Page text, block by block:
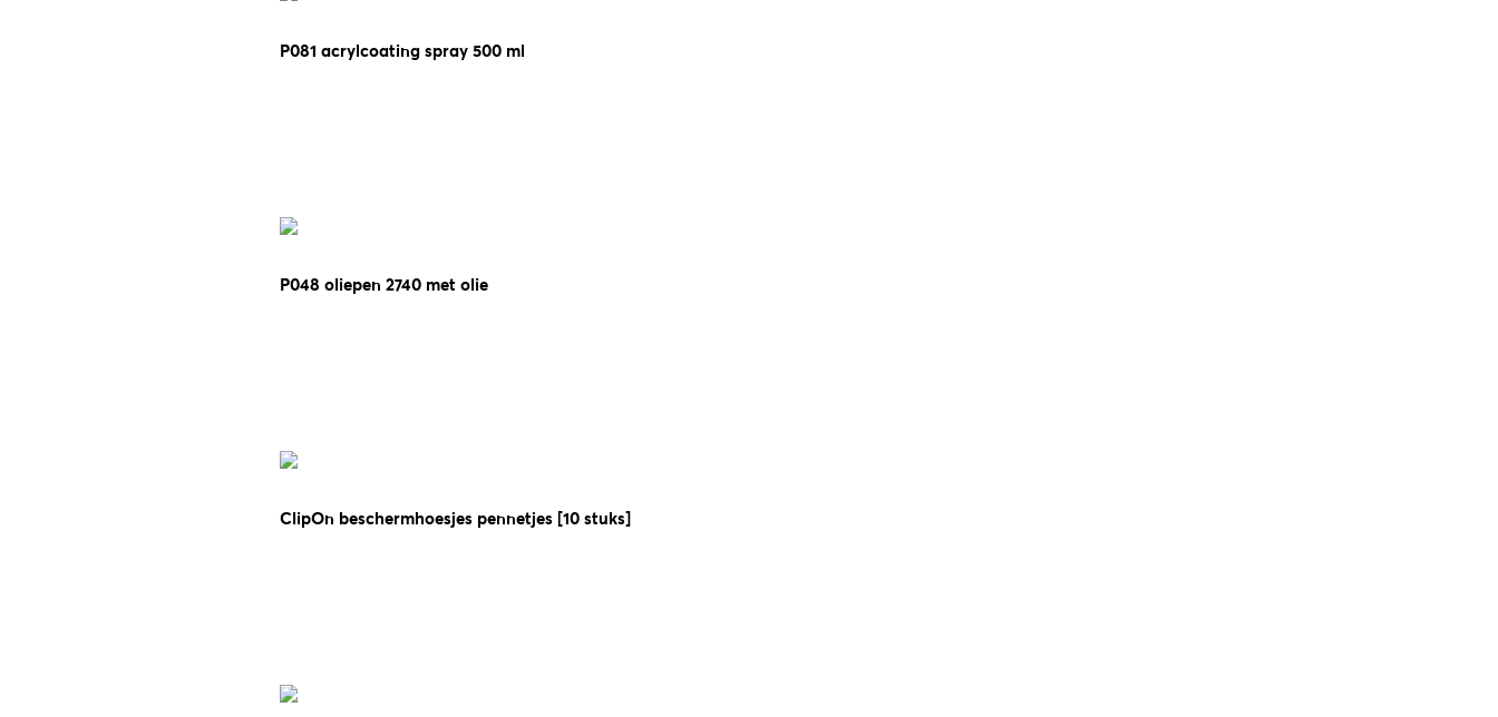
P081 acrylcoating spray 500 ml
P048 oliepen 2740 met olie
ClipOn beschermhoesjes pennetjes [10 stuks]